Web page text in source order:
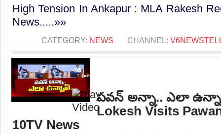
High Tension In Ankapur : MLA Rakesh
News.....»»
CATEGORY: NEWS CHANNEL:
పవన్ అన్నా.. ఎలా
Lokesh Visits
10TV News